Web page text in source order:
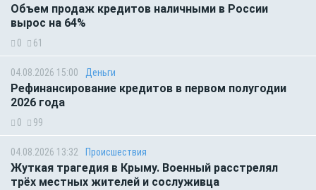
Объем продаж кредитов наличными в России
вырос на 64%
0 61
04.08.2026 15:00 Деньги
Рефинансирование кредитов в первом полугодии
2026 года
0 99
04.08.2026 13:32 Происшествия
Жуткая трагедия в Крыму. Военный расстрелял
трёх местных жителей и сослуживца